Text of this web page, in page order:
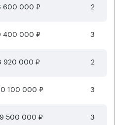
600 000 ₽ 2
400 000 ₽ 3
920 000 ₽ 2
100 000 ₽ 3
500 000 ₽ 3